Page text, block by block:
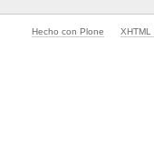
Hecho con Plone XHTML